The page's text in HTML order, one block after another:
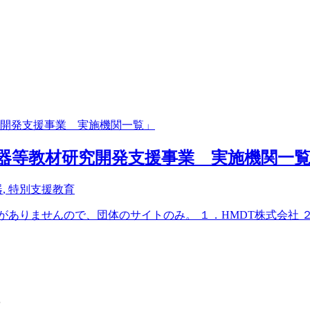
等教材研究開発支援事業 実施機関一覧
, 特別支援教育
ありませんので、団体のサイトのみ。 １．HMDT株式会社